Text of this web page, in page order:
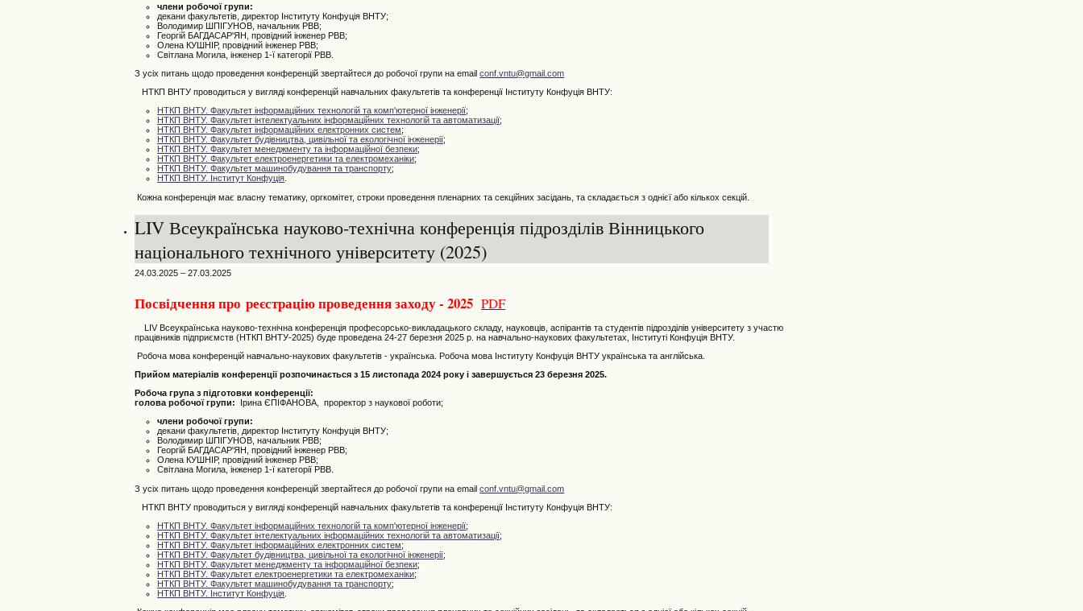
члени робочої групи:
декани факультетів, директор Інституту Конфуція ВНТУ;
Володимир ШПІГУНОВ, начальник РВВ;
Георгій БАГДАСАР'ЯН, провідний інженер РВВ;
Олена КУШНІР, провідний інженер РВВ;
Світлана Могила, інженер 1-ї категорії РВВ.
З усіх питань щодо проведення конференцій звертайтеся до робочої групи на emailconf.vntu@gmail.com
НТКП ВНТУ проводиться у вигляді конференцій навчальних факультетів та конференції Інституту Конфуція ВНТУ:
НТКП ВНТУ. Факультет інформаційних технологій та комп'ютерної інженерії;
НТКП ВНТУ. Факультет інтелектуальних інформаційних технологій та автоматизації;
НТКП ВНТУ. Факультет інформаційних електронних систем;
НТКП ВНТУ.Факультет будівництва, цивільної та екологічної інженерії;
НТКП ВНТУ. Факультет менеджменту та інформаційної безпеки;
НТКП ВНТУ. Факультет електроенергетики та електромеханіки;
НТКП ВНТУ. Факультет машинобудування та транспорту;
НТКП ВНТУ. Інститут Конфуція
Кожна конференція має власну тематику, оргкомітет, строки проведення пленарних та секційних засідань, та складається з однієї або кількох секцій.
LIV Всеукраїнська науково-технічна конференція підрозділів Вінницького
національного технічного університету (2025)
24.03.2025 – 27.03.2025
Посвідчення про реєстрацію проведення заходу - 2025 PDF
LIV Всеукраїнська науково-технічна конференція професорсько-викладацького складу, науковців, аспірантів та студентів підрозділів університету з участю
працівників підприємств (НТКП ВНТУ-2025) буде проведена 24-27 березня 2025 р. на навчально-наукових факультетах, Інституті Конфуція ВНТУ.
Робоча мова конференцій навчально-наукових факультетів - українська. Робоча мова Інституту Конфуція ВНТУ українська та англійська.
Прийом матеріалів конференції розпочинається з 15 листопада 2024 року і завершується 23 березня 2025.
Робоча група з підготовки конференції:
голова робочої групи: Ірина ЄПІФАНОВА, проректор з наукової роботи;
члени робочої групи:
декани факультетів, директор Інституту Конфуція ВНТУ;
Володимир ШПІГУНОВ, начальник РВВ;
Георгій БАГДАСАР'ЯН, провідний інженер РВВ;
Олена КУШНІР, провідний інженер РВВ;
Світлана Могила, інженер 1-ї категорії РВВ.
З усіх питань щодо проведення конференцій звертайтеся до робочої групи на emailconf.vntu@gmail.com
НТКП ВНТУ проводиться у вигляді конференцій навчальних факультетів та конференції Інституту Конфуція ВНТУ:
НТКП ВНТУ. Факультет інформаційних технологій та комп'ютерної інженерії;
НТКП ВНТУ. Факультет інтелектуальних інформаційних технологій та автоматизації;
НТКП ВНТУ. Факультет інформаційних електронних систем;
НТКП ВНТУ.Факультет будівництва, цивільної та екологічної інженерії;
НТКП ВНТУ. Факультет менеджменту та інформаційної безпеки;
НТКП ВНТУ. Факультет електроенергетики та електромеханіки;
НТКП ВНТУ. Факультет машинобудування та транспорту;
НТКП ВНТУ. Інститут Конфуція